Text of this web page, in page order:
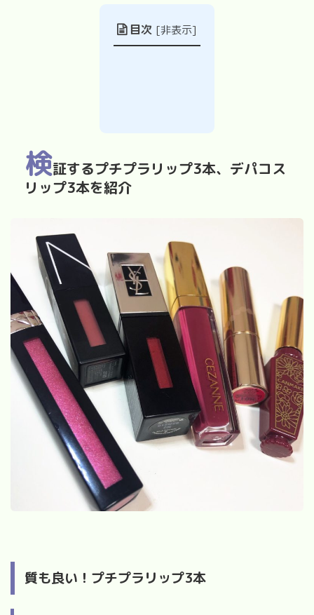
目次 [非表示]
検証するプチプラリップ3本、デパコス
リップ3本を紹介
質も良い！プチプラリップ3本